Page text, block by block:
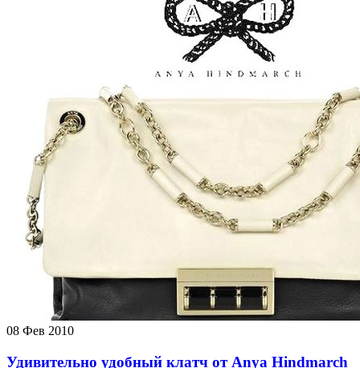
08 Фев 2010
Удивительно удобный клатч от Anya Hindmarch